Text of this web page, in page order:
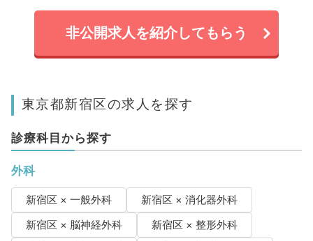
非公開求人を紹介してもらう
東京都新宿区の求人を探す
診療科目から探す
外科
新宿区 × 一般外科
新宿区 × 消化器外科
新宿区 × 脳神経外科
新宿区 × 整形外科